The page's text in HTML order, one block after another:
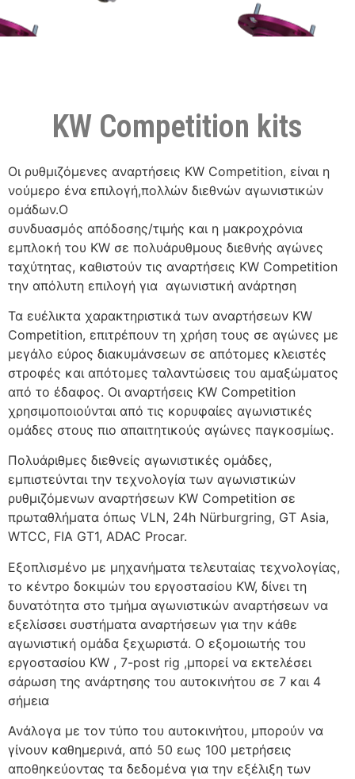
KW Competition kits
Οι ρυθμιζόμενες αναρτήσεις KW Competition, είναι η
νούμερο ένα επιλογή,πολλών διεθνών αγωνιστικών
ομάδων.Ο
συνδυασμός απόδοσης/τιμής και η μακροχρόνια
εμπλοκή του KW σε πολυάρυθμους διεθνής αγώνες
ταχύτητας, καθιστούν τις αναρτήσεις KW Competition
την απόλυτη επιλογή για αγωνιστική ανάρτηση
Τα ευέλικτα χαρακτηριστικά των αναρτήσεων KW
Competition, επιτρέπουν τη χρήση τους σε αγώνες με
μεγάλο εύρος διακυμάνσεων σε απότομες κλειστές
στροφές και απότομες ταλαντώσεις του αμαξώματος
από το έδαφος. Οι αναρτήσεις KW Competition
χρησιμοποιούνται από τις κορυφαίες αγωνιστικές
ομάδες στους πιο απαιτητικούς αγώνες παγκοσμίως.
Πολυάριθμες διεθνείς αγωνιστικές ομάδες,
εμπιστεύνται την τεχνολογία των αγωνιστικών
ρυθμιζόμενων αναρτήσεων KW Competition σε
πρωταθλήματα όπως VLN, 24h Nürburgring, GT Asia,
WTCC, FIA GT1, ADAC Procar.
Εξοπλισμένο με μηχανήματα τελευταίας τεχνολογίας,
το κέντρο δοκιμών του εργοστασίου KW, δίνει τη
δυνατότητα στο τμήμα αγωνιστικών αναρτήσεων να
εξελίσσει συστήματα αναρτήσεων για την κάθε
αγωνιστική ομάδα ξεχωριστά. Ο εξομοιωτής του
εργοστασίου KW , 7-post rig ,μπορεί να εκτελέσει
σάρωση της ανάρτησης του αυτοκινήτου σε 7 και 4
σήμεια
Ανάλογα με τον τύπο του αυτοκινήτου, μπορούν να
γίνουν καθημερινά, από 50 εως 100 μετρήσεις
αποθηκεύοντας τα δεδομένα για την εξέλιξη των